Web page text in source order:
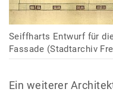
Seiffharts Entwurf für
Fassade (Stadtarchiv
Ein weiterer